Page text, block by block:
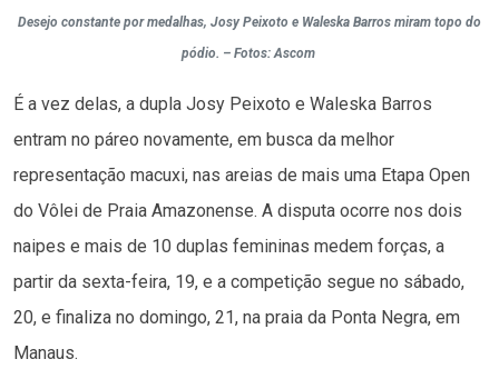
Desejo constante por medalhas, Josy Peixoto e Waleska Barros miram topo do
pódio. – Fotos: Ascom
É a vez delas, a dupla Josy Peixoto e Waleska Barros
entram no páreo novamente, em busca da melhor
representação macuxi, nas areias de mais uma Etapa Open
do Vôlei de Praia Amazonense. A disputa ocorre nos dois
naipes e mais de 10 duplas femininas medem forças, a
partir da sexta-feira, 19, e a competição segue no sábado,
20, e finaliza no domingo, 21, na praia da Ponta Negra, em
Manaus.